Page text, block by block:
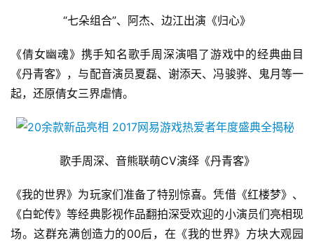
“七朵组合”、阿杰、边江出演《归心》
《倩女幽魂》携手知名歌手周深演唱了游戏中的经典曲目
《丹青客》，与配音演员夏磊、谢添天、冯骏骅、鬼月等一
起，还原倩女三界虐情。
歌手周深、音熊联萌CV演绎《丹青客》
《我的世界》为玩家们准备了特别惊喜。凭借《红楼梦》、
《白蛇传》等经典影视作品翻拍深受欢迎的小演员们亮相现
场。这群充满创造力的00后，在《我的世界》方块大观园